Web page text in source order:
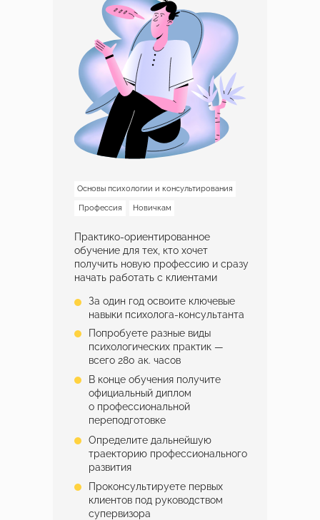
Практико-ориентированное
обучение для тех, кто хочет
получить новую профессию и сразу
начать работать с клиентами
Попробуете разные виды
психологических практик —
всего 280 ак. часов
За один год освоите ключевые
навыки психолога-консультанта
Основы психологии и консультирования
Профессия Новичкам
В конце обучения получите
официальный диплом
о профессиональной
переподготовке
Определите дальнейшую
траекторию профессионального
развития
Проконсультируете первых
клиентов под руководством
супервизора